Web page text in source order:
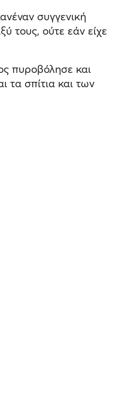
συγγενική
τους, ούτε εάν είχε
πυροβόλησε και
τα σπίτια και των